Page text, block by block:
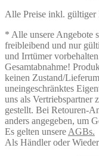
Alle Preise inkl. gültiger
* Alle unsere Angebote
freibleibend und nur
und Irrtümer
Gesamtabnahme!
keinen Zustand/
uneingeschränktes
uns als Vertriebspartner
gestellt. Bei Retouren-
anders angegeben, um
Es gelten unsere AGBs.
Als Händler oder